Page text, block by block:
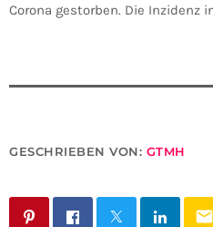
Corona gestorben. Die Inzidenz
GESCHRIEBEN VON: GTMH
email